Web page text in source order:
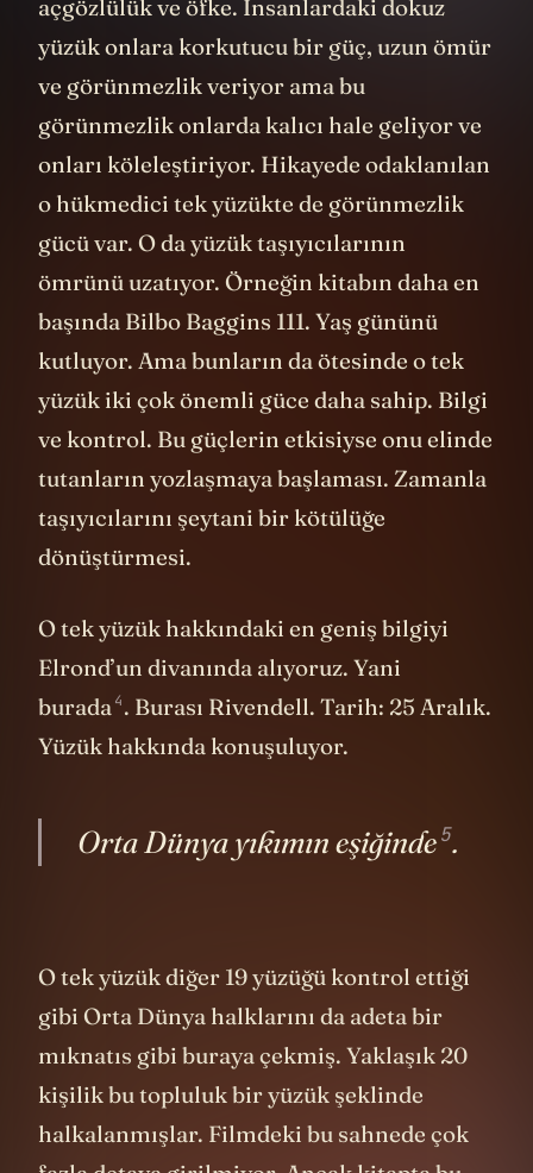
açgözlülük ve öfke. İnsanlardaki dokuz
yüzük onlara korkutucu bir güç, uzun ömür
ve görünmezlik veriyor ama bu
görünmezlik onlarda kalıcı hale geliyor ve
onları köleleştiriyor. Hikayede odaklanılan
o hükmedici tek yüzükte de görünmezlik
gücü var. O da yüzük taşıyıcılarının
ömrünü uzatıyor. Örneğin kitabın daha en
başında Bilbo Baggins 111. Yaş gününü
kutluyor. Ama bunların da ötesinde o tek
yüzük iki çok önemli güce daha sahip. Bilgi
ve kontrol. Bu güçlerin etkisiyse onu elinde
tutanların yozlaşmaya başlaması. Zamanla
taşıyıcılarını şeytani bir kötülüğe
dönüştürmesi.
O tek yüzük hakkındaki en geniş bilgiyi
Elrond’un divanında alıyoruz. Yani
burada . Burası Rivendell. Tarih: 25 Aralık.
Yüzük hakkında konuşuluyor.
Orta Dünya yıkımıneşiğinde .
O tek yüzük diğer 19 yüzüğü kontrol ettiği
gibi Orta Dünya halklarını da adeta bir
mıknatıs gibi buraya çekmiş. Yaklaşık 20
kişilik bu topluluk bir yüzük şeklinde
halkalanmışlar. Filmdeki bu sahnede çok